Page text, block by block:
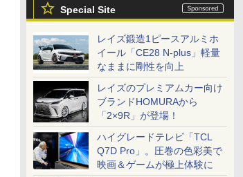
Special Site
レイズ鍛造1ピースアルミホ
イール「CE28 N-plus」軽量
なままに剛性を向上
レイズのプレミアムカー向け
ブランドHOMURAから
「2×9R」が登場！
ハイグレードテレビ「TCL
Q7D Pro」。圧巻の色彩美で
映画＆ゲームが極上体験に